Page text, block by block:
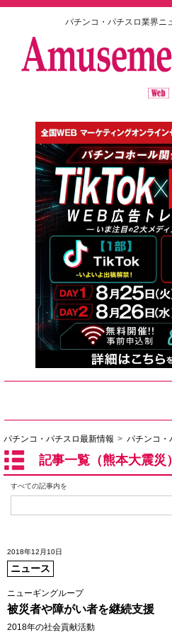
パチンコ・パチスロ業界ニ
パチンコ・パチスロ最新情報 パチンコ・
記事一覧（熊本大震災）
すべての記事内を
2018年12月10日
ニュース
ニューギングループ
被災者や障がい者を継続支援
2018年の社会貢献活動